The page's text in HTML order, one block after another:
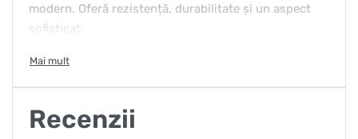
modern. Oferă rezistență, durabilitate și un aspect
sofisticat.
Recenzii